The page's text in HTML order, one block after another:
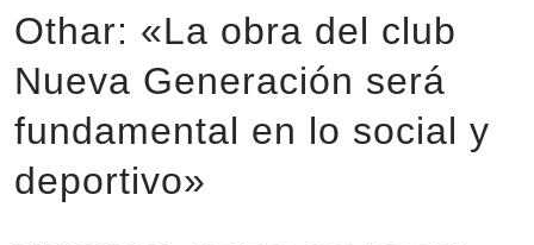
Othar: «La obra del club
Nueva Generación será
fundamental en lo social y
deportivo»